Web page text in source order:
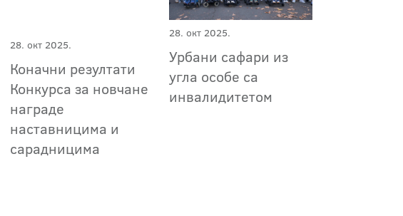
28. окт 2025.
Коначни резултати
Конкурса за новчане
награде
наставницима и
сарадницима
28. окт 2025.
Урбани сафари из
угла особе са
инвалидитетом